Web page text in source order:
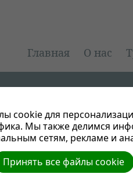
Главная О нас
cookie для
Мы также делимся
сетям, рекламе и
Принять все файлы cookie